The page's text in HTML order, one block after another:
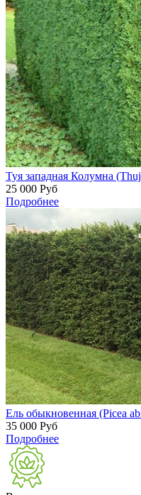
Туя западная Колумна
25 000 Руб
Подробнее
Ель обыкновенная (Picea
35 000 Руб
Подробнее